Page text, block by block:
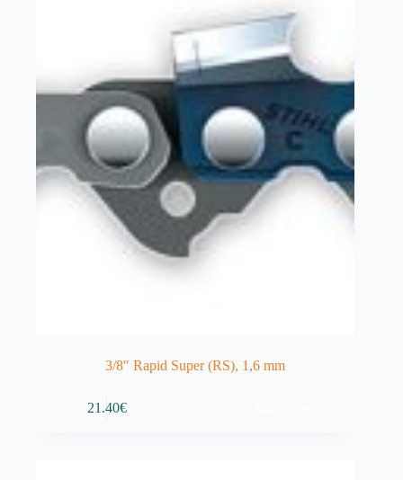
3/8″ Rapid Super (RS), 1,6 mm
21.40€